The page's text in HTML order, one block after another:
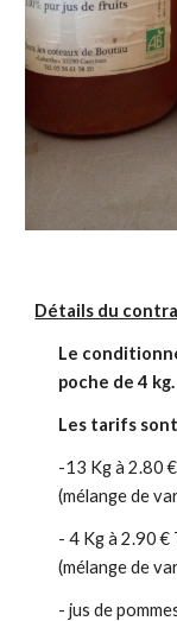
Détails du
Le
poche de 4 kg.
Les tarifs
-13 Kg à 2.80
(mélange de
- 4 Kg à 2.90
(mélange de
- jus de